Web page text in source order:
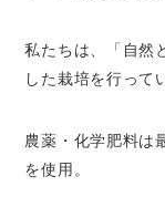
私たちは、「自然
した栽培を行って
農薬・化学肥料は
を使用。